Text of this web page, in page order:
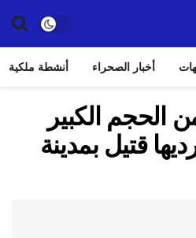
أخبار الصحراء أنشطة ملكية
الكبير
قتيل بمدينة